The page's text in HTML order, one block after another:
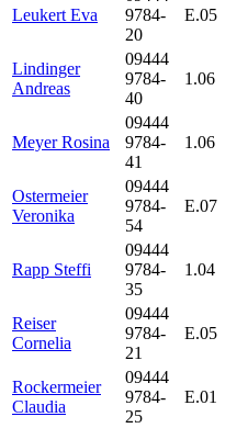
Leukert Eva
9784-
20
E.05
Lindinger
Andreas
09444
9784-
40
1.06
Meyer Rosina
09444
9784-
41
1.06
Ostermeier
Veronika
09444
9784-
54
E.07
Rapp Steffi
09444
9784-
35
1.04
Reiser
Cornelia
09444
9784-
21
E.05
Rockermeier
Claudia
09444
9784-
25
E.01